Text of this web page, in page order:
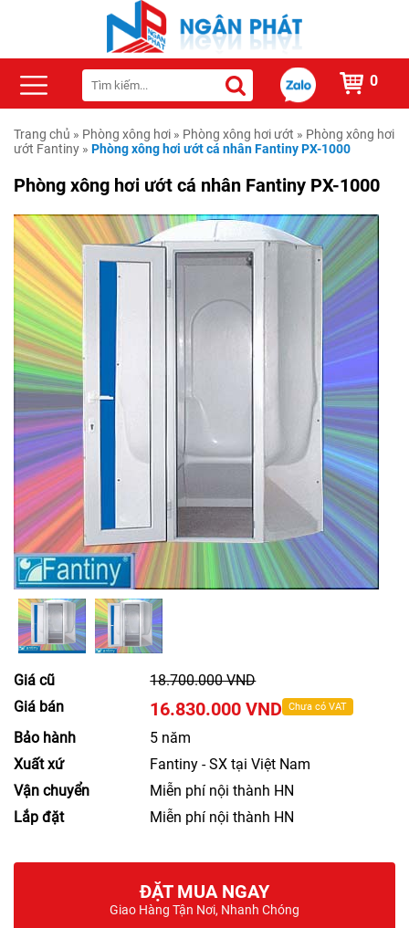
0
Trang chủ » Phòng xông hơi » Phòng xông hơi ướt » Phòng xông hơi
ướt Fantiny » Phòng xông hơi ướt cá nhân Fantiny PX-1000
Phòng xông hơi ướt cá nhân Fantiny PX-1000
Giá cũ
18.700.000 VND
Giá bán
16.830.000 VND Chưa có VAT
Bảo hành
5 năm
Xuất xứ
Fantiny - SX tại Việt Nam
Vận chuyển
Miễn phí nội thành HN
Lắp đặt
Miễn phí nội thành HN
ĐẶT MUA NGAY
Giao Hàng Tận Nơi, Nhanh Chóng